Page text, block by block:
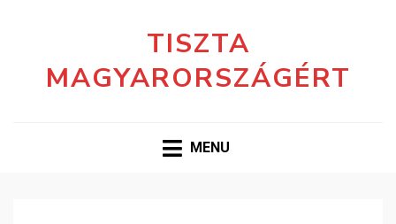
TISZTA
MAGYARORSZÁGÉRT
MENU